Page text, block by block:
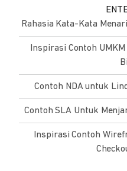
Rahasia Kata-Kata
Inspirasi Contoh
Contoh NDA untuk
Contoh SLA Untuk
Inspirasi Contoh